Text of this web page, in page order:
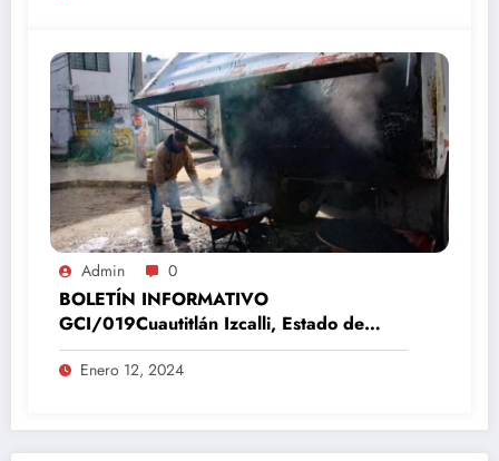
Admin 0
BOLETÍN INFORMATIVO
GCI/019Cuautitlán Izcalli, Estado de
México, 12 de enero del 2024
Enero 12, 2024